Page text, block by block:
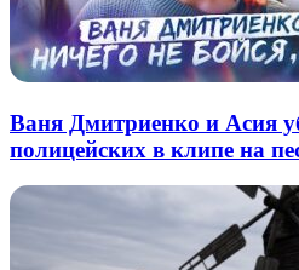
Ваня Дмитриенко и Асия
полицейских в клипе на